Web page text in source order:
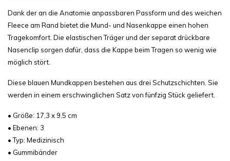
Dank der an die Anatomie anpassbaren Passform und des weichen
Fleece am Rand bietet die Mund- und Nasenkappe einen hohen
Tragekomfort. Die elastischen Träger und der separat drückbare
Nasenclip sorgen dafür, dass die Kappe beim Tragen so wenig wie
möglich stört.
Diese blauen Mundkappen bestehen aus drei Schutzschichten. Sie
werden in einem erschwinglichen Satz von fünfzig Stück geliefert.
• Größe: 17,3 x 9,5 cm
• Ebenen: 3
• Typ: Medizinisch
• Gummibänder